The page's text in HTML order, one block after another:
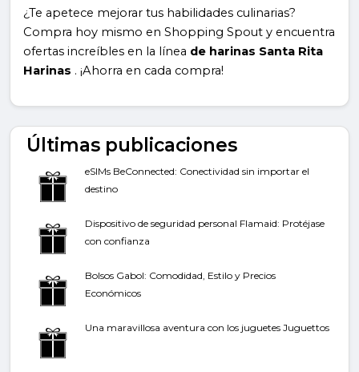
¿Te apetece mejorar tus habilidades culinarias?
Compra hoy mismo en Shopping Spout y encuentra
ofertas increíbles en la línea de harinas Santa Rita
Harinas . ¡Ahorra en cada compra!
Últimas publicaciones
eSIMs BeConnected: Conectividad sin importar el
destino
Dispositivo de seguridad personal Flamaid: Protéjase
con confianza
Bolsos Gabol: Comodidad, Estilo y Precios
Económicos
Una maravillosa aventura con los juguetes Juguettos